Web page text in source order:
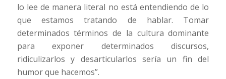
lo lee de manera literal no está entendiendo de lo
que estamos tratando de hablar. Tomar
determinados términos de la cultura dominante
para exponer determinados discursos,
ridiculizarlos y desarticularlos sería un fin del
humor que hacemos”.